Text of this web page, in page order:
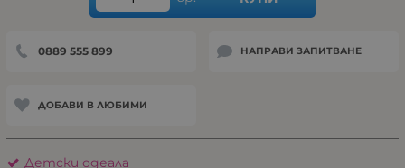
0889 555 899 НАПРАВИ ЗАПИТВАНЕ
ДОБАВИ В ЛЮБИМИ
Детски одеaла